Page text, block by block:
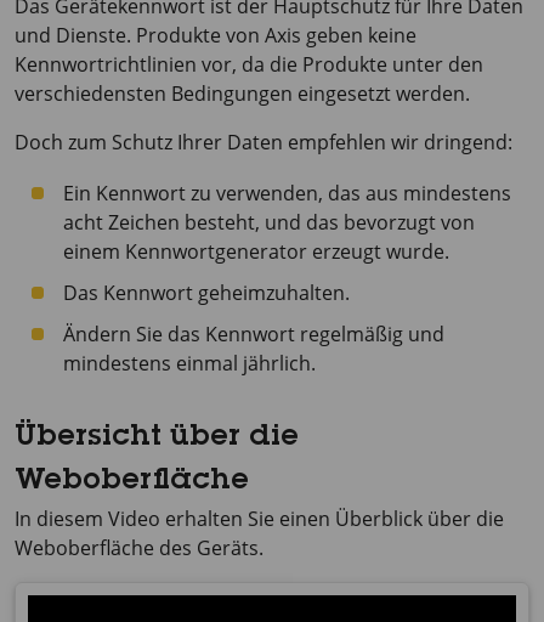
Das Gerätekennwort ist der Hauptschutz für Ihre Daten
und Dienste. Produkte von Axis geben keine
Kennwortrichtlinien vor, da die Produkte unter den
verschiedensten Bedingungen eingesetzt werden.
Doch zum Schutz Ihrer Daten empfehlen wir dringend:
Ein Kennwort zu verwenden, das aus mindestens
acht Zeichen besteht, und das bevorzugt von
einem Kennwortgenerator erzeugt wurde.
Das Kennwort geheimzuhalten.
Ändern Sie das Kennwort regelmäßig und
mindestens einmal jährlich.
Übersicht über die
Weboberfläche
In diesem Video erhalten Sie einen Überblick über die
Weboberfläche des Geräts.